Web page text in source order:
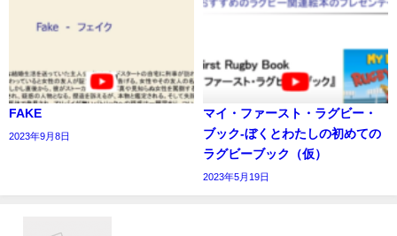
FAKE
2023年9月8日
マイ・ファースト・ラグビー・
ブック‐ぼくとわたしの初めての
ラグビーブック（仮）
2023年5月19日